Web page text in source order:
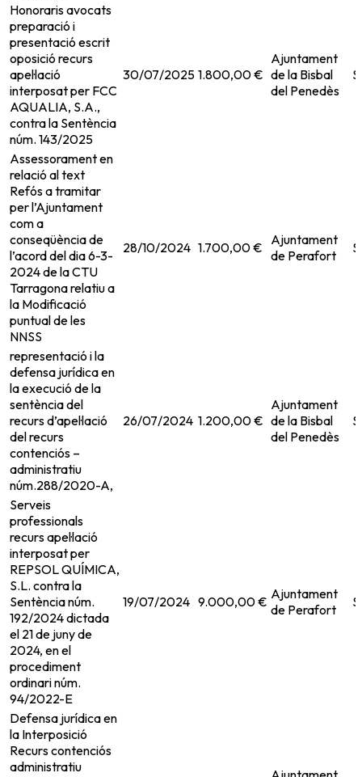
Honoraris avocats
preparació i
presentació escrit
oposició recurs
apel·lació
interposat per FCC
AQUALIA, S.A.,
contra la Sentència
núm. 143/2025
30/07/2025 1.800,00 €
Ajuntament
de la Bisbal
del Penedès
Assessorament en
relació al text
Refós a tramitar
per l’Ajuntament
com a
conseqüència de
l’acord del dia 6-3-
2024 de la CTU
Tarragona relatiu a
la Modificació
puntual de les
NNSS
28/10/2024 1.700,00 € Ajuntament
de Perafort
representació i la
defensa jurídica en
la execució de la
sentència del
recurs d’apel·lació
del recurs
contenciós –
administratiu
núm.288/2020-A,
26/07/2024 1.200,00 €
Ajuntament
de la Bisbal
del Penedès
Serveis
professionals
recurs apel·lació
interposat per
REPSOL QUÍMICA,
S.L. contra la
Sentència núm.
192/2024 dictada
el 21 de juny de
2024, en el
procediment
ordinari núm.
94/2022-E
19/07/2024 9.000,00 € Ajuntament
de Perafort
Defensa jurídica en
la Interposició
Recurs contenciós
administratiu